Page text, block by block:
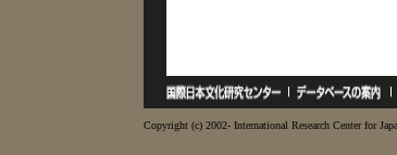
Copyright (c) 2002- International Research Center for